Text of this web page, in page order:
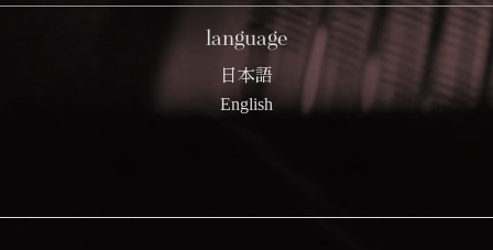
language
日本語
English